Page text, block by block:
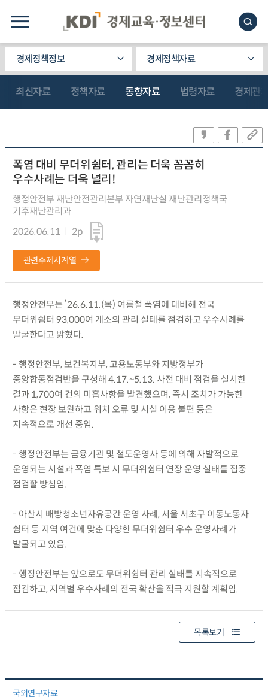
경제정책정보 경제정책자료
최신자료 정책자료 동향자료 법령자료 경제관
폭염 대비 무더위쉼터, 관리는 더욱 꼼꼼히
우수사례는 더욱 널리!
행정안전부 재난안전관리본부 자연재난실 재난관리정책국
기후재난관리과
2026.06.11
2p
관련주제시계열
행정안전부는 ’26.6.11.(목) 여름철 폭염에 대비해 전국
무더위쉼터 93,000여 개소의 관리 실태를 점검하고 우수사례를
발굴한다고 밝혔다.
- 행정안전부, 보건복지부, 고용노동부와 지방정부가
중앙합동점검반을 구성해 4.17.~5.13. 사전 대비 점검을 실시한
결과 1,700여 건의 미흡사항을 발견했으며, 즉시 조치가 가능한
사항은 현장 보완하고 위치 오류 및 시설 이용 불편 등은
지속적으로 개선 중임.
- 행정안전부는 금융기관 및 철도운영사 등에 의해 자발적으로
운영되는 시설과 폭염 특보 시 무더위쉼터 연장 운영 실태를 집중
점검할 방침임.
- 아산시 배방청소년자유공간 운영 사례, 서울 서초구 이동노동자
쉼터 등 지역 여건에 맞춘 다양한 무더위쉼터 우수 운영사례가
발굴되고 있음.
- 행정안전부는 앞으로도 무더위쉼터 관리 실태를 지속적으로
점검하고, 지역별 우수사례의 전국 확산을 적극 지원할 계획임.
목록보기
국외연구자료